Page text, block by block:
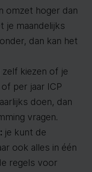
omzet hoger dan
je maandelijks
dan kan het
zelf kiezen of je
per jaar ICP
doen, dan
vragen.
je kunt de
ook alles in één
regels voor